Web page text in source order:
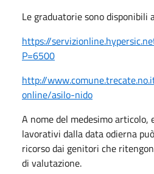
Le graduatorie sono disponibili
https://
P=6500
http://
online/asilo-nido
A nome del medesimo articolo,
lavorativi dalla data odierna
ricorso dai genitori che
di valutazione.